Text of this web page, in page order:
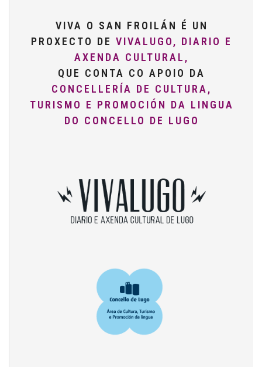
VIVA O SAN FROILÁN É UN
PROXECTO DE VIVALUGO, DIARIO E
AXENDA CULTURAL,
QUE CONTA CO APOIO DA
CONCELLERÍA DE CULTURA,
TURISMO E PROMOCIÓN DA LINGUA
DO CONCELLO DE LUGO